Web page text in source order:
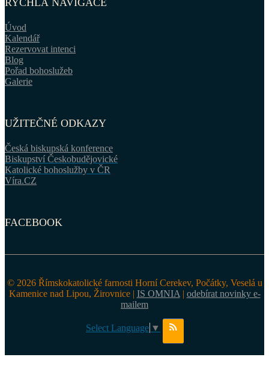
RYCHLÁ NAVIGACE
Úvod
Kalendář
Rezervovat intenci
Blog
Pořad bohoslužeb
Galerie
UŽITEČNÉ ODKAZY
Česká biskupská konference
Biskupství Českobudějovické
Katolické bohoslužby v ČR
Víra.CZ
FACEBOOK
© 2026 Římskokatolické farnosti Horní Cerekev, Počátky, Veselá u
Kamenice nad Lipou, Žirovnice | IS OMNIA | odebírat novinky e-
mailem
Select Language ▼